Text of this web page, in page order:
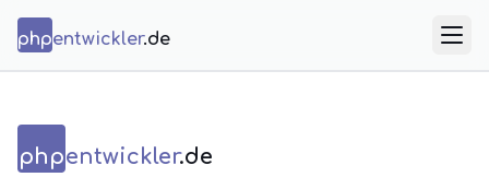
phpentwickler.de
phpentwickler.de